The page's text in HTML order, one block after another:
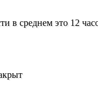
в среднем это 12